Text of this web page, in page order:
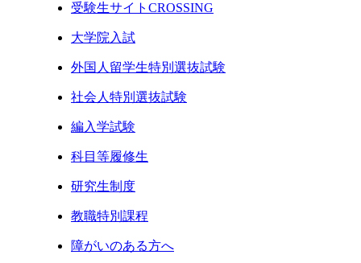
受験生サイトCROSSING
大学院入試
外国人留学生特別選抜試験
社会人特別選抜試験
編入学試験
科目等履修生
研究生制度
教職特別課程
障がいのある方へ